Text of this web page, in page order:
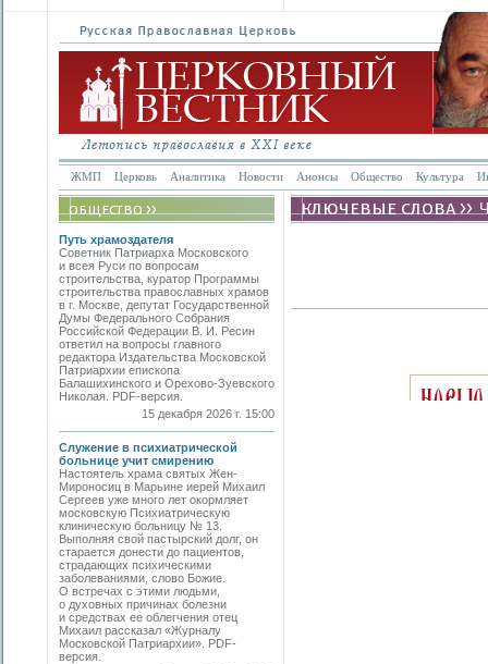
ЖМП Церковь Аналитика Новости Анонсы Общество Культура
Путь храмоздателя
Советник Патриарха Московского
и всея Руси по вопросам
строительства, куратор Программы
строительства православных храмов
в г. Москве, депутат Государственной
Думы Федерального Собрания
Российской Федерации В. И. Ресин
ответил на вопросы главного
редактора Издательства Московской
Патриархии епископа
Балашихинского и Орехово-Зуевского
Николая. PDF-версия.
15 декабря 2026 г. 15:00
Служение в психиатрической
больнице учит смирению
Настоятель храма святых Жен-
Мироносиц в Марьине иерей Михаил
Сергеев уже много лет окормляет
московскую Психиатрическую
клиническую больницу № 13.
Выполняя свой пастырский долг, он
старается донести до пациентов,
страдающих психическими
заболеваниями, слово Божие.
О встречах с этими людьми,
о духовных причинах болезни
и средствах ее облегчения отец
Михаил рассказал «Журналу
Московской Патриархии». PDF-
версия.